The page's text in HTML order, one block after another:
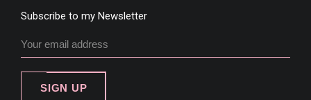
Subscribe to my Newsletter
SIGN UP